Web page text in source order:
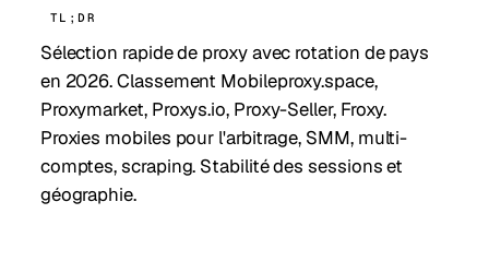
TL;DR
Sélection rapide de proxy avec rotation de pays
en 2026. Classement Mobileproxy.space,
Proxymarket, Proxys.io, Proxy-Seller, Froxy.
Proxies mobiles pour l'arbitrage, SMM, multi-
comptes, scraping. Stabilité des sessions et
géographie.